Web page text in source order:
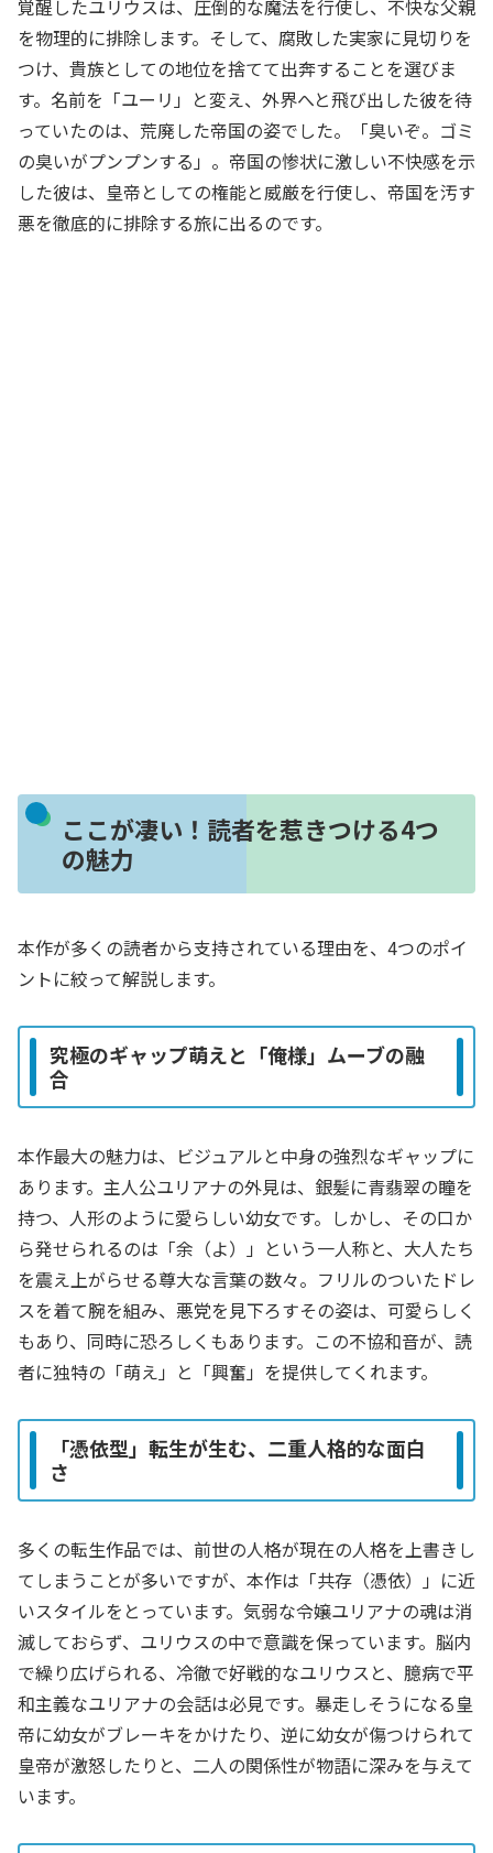
覚醒したユリウスは、圧倒的な魔法を行使し、不快な父親
を物理的に排除します。そして、腐敗した実家に見切りを
つけ、貴族としての地位を捨てて出奔することを選びま
す。名前を「ユーリ」と変え、外界へと飛び出した彼を待
っていたのは、荒廃した帝国の姿でした。「臭いぞ。ゴミ
の臭いがプンプンする」。帝国の惨状に激しい不快感を示
した彼は、皇帝としての権能と威厳を行使し、帝国を汚す
悪を徹底的に排除する旅に出るのです。
ここが凄い！読者を惹きつける4つ
の魅力
本作が多くの読者から支持されている理由を、4つのポイ
ントに絞って解説します。
究極のギャップ萌えと「俺様」ムーブの融
合
本作最大の魅力は、ビジュアルと中身の強烈なギャップに
あります。主人公ユリアナの外見は、銀髪に青翡翠の瞳を
持つ、人形のように愛らしい幼女です。しかし、その口か
ら発せられるのは「余（よ）」という一人称と、大人たち
を震え上がらせる尊大な言葉の数々。フリルのついたドレ
スを着て腕を組み、悪党を見下ろすその姿は、可愛らしく
もあり、同時に恐ろしくもあります。この不協和音が、読
者に独特の「萌え」と「興奮」を提供してくれます。
「憑依型」転生が生む、二重人格的な面白
さ
多くの転生作品では、前世の人格が現在の人格を上書きし
てしまうことが多いですが、本作は「共存（憑依）」に近
いスタイルをとっています。気弱な令嬢ユリアナの魂は消
滅しておらず、ユリウスの中で意識を保っています。脳内
で繰り広げられる、冷徹で好戦的なユリウスと、臆病で平
和主義なユリアナの会話は必見です。暴走しそうになる皇
帝に幼女がブレーキをかけたり、逆に幼女が傷つけられて
皇帝が激怒したりと、二人の関係性が物語に深みを与えて
います。